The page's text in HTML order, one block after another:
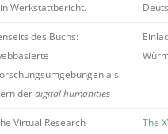
Werkstattbericht.
des Buchs:
als
derdigital humanities
Virtual Research
The